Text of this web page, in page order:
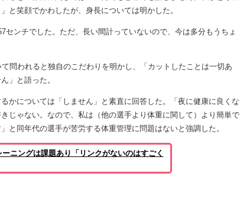
と笑顔でかわしたが、身長については明かした。
ンチでした。ただ、長い間計っていないので、今は多分もうちょ
われると独自のこだわりを明かし、「カットしたことは一切あ
」と語った。
については「しません」と素直に回答した。「夜に健康に良くな
じゃない。なので、私は（他の選手より体重に関して）より簡単で
と同年代の選手が苦労する体重管理に問題はないと強調した。
ニングは課題あり「リンクがないのはすごく